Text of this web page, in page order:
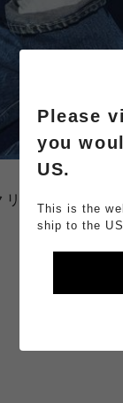
リブクルー丈ソ
Please
you
US.
This is the
ship to the